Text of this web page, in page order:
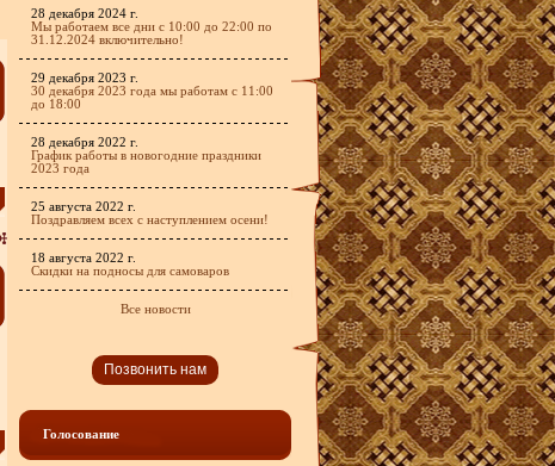
28 декабря 2024 г.
Мы работаем все дни с 10:00 до 22:00 по
31.12.2024 включительно!
29 декабря 2023 г.
30 декабря 2023 года мы работам с 11:00
до 18:00
28 декабря 2022 г.
График работы в новогодние праздники
2023 года
25 августа 2022 г.
Поздравляем всех с наступлением осени!
18 августа 2022 г.
Скидки на подносы для самоваров
Все новости
Позвонить нам
Голосование